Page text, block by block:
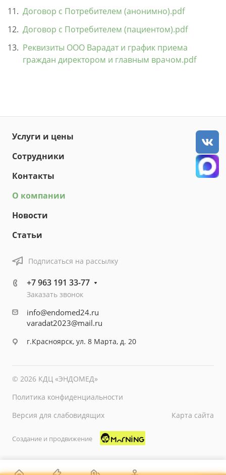
Договор с Потребителем (анонимно).pdf
Договор с Потребителем (пациентом).pdf
Реквизиты ООО Варадат и график приема
граждан директором и главным врачом.pdf
Услуги и цены
Сотрудники
Контакты
О компании
Новости
Статьи
Подписаться на рассылку
+7 963 191 33-77
Заказать звонок
info@endomed24.ru
varadat2023@mail.ru
г.Красноярск, ул. 8 Марта, д. 20
© 2026 КДЦ «ЭНДОМЕД»
Политика конфиденциальности
Версия для слабовидящих
Карта сайта
Создание и продвижение